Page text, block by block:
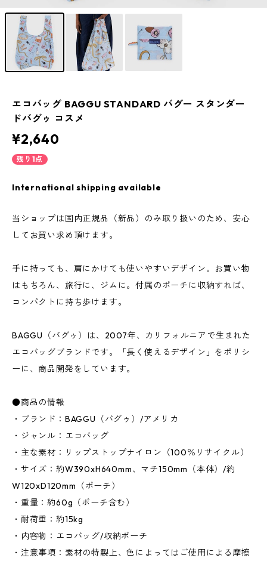
エコバッグ BAGGU STANDARD バグー スタンダー
ドバグゥ コスメ
¥2,640
残り1点
International shipping available
当ショップは国内正規品（新品）のみ取り扱いのため、安心
してお買い求め頂けます。
手に持っても、肩にかけても使いやすいデザイン。お買い物
はもちろん、旅行に、ジムに。付属のポーチに収納すれば、
コンパクトに持ち歩けます。
BAGGU（バグゥ）は、2007年、カリフォルニアで生まれた
エコバッグブランドです。「長く使えるデザイン」をポリシ
ーに、商品開発をしています。
●商品の情報
・ブランド：BAGGU（バグゥ）/アメリカ
・ジャンル：エコバッグ
・主な素材：リップストップナイロン（100％リサイクル）
・サイズ：約W390xH640mm、マチ150mm（本体）/約
W120xD120mm（ポーチ）
・重量：約60g（ポーチ含む）
・耐荷重：約15kg
・内容物：エコバッグ/収納ポーチ
・注意事項：素材の特製上、色によってはご使用による摩擦